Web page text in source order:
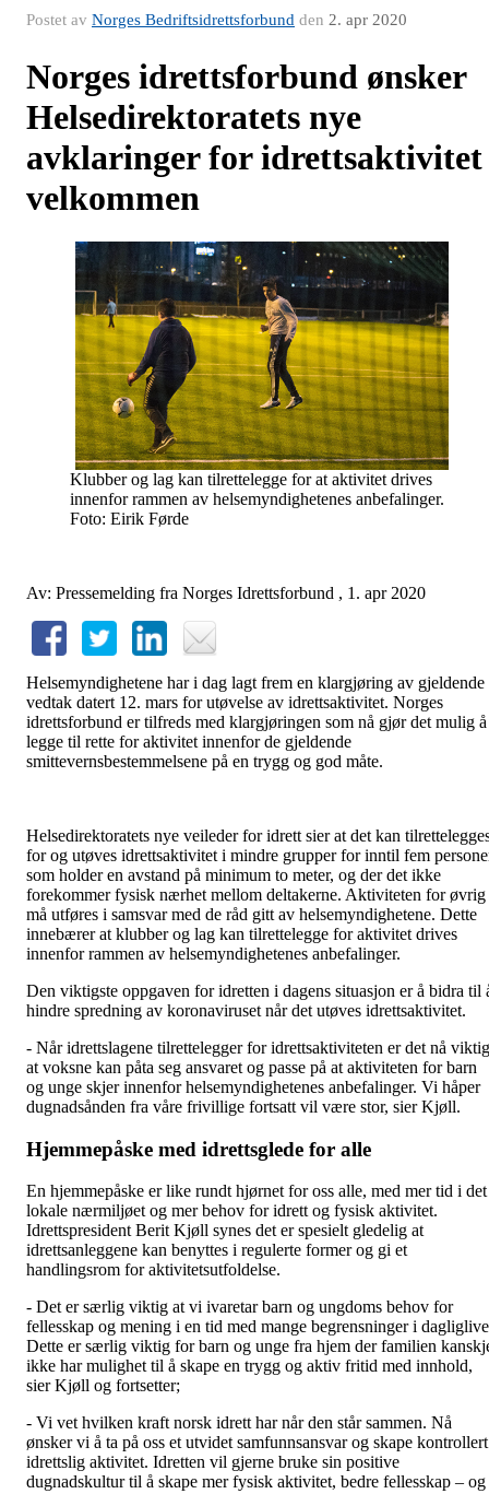
Postet av Norges Bedriftsidrettsforbund den 2. apr 2020
Norges idrettsforbund ønsker
Helsedirektoratets nye
avklaringer for idrettsaktivitet
velkommen
Klubber og lag kan tilrettelegge for at aktivitet drives
innenfor rammen av helsemyndighetenes anbefalinger.
Foto: Eirik Førde
Av: Pressemelding fra Norges Idrettsforbund , 1. apr 2020
Helsemyndighetene har i dag lagt frem en klargjøring av gjeldende
vedtak datert 12. mars for utøvelse av idrettsaktivitet. Norges
idrettsforbund er tilfreds med klargjøringen som nå gjør det mulig å
legge til rette for aktivitet innenfor de gjeldende
smittevernsbestemmelsene på en trygg og god måte.
Helsedirektoratets nye veileder for idrett sier at det kan
for og utøves idrettsaktivitet i mindre grupper for inntil fem
som holder en avstand på minimum to meter, og der det ikke
forekommer fysisk nærhet mellom deltakerne. Aktiviteten for øvrig
må utføres i samsvar med de råd gitt av helsemyndighetene. Dette
innebærer at klubber og lag kan tilrettelegge for aktivitet drives
innenfor rammen av helsemyndighetenes anbefalinger.
Den viktigste oppgaven for idretten i dagens situasjon er å bidra til
hindre spredning av koronaviruset når det utøves idrettsaktivitet.
- Når idrettslagene tilrettelegger for idrettsaktiviteten er det nå viktig
at voksne kan påta seg ansvaret og passe på at aktiviteten for barn
og unge skjer innenfor helsemyndighetenes anbefalinger. Vi håper
dugnadsånden fra våre frivillige fortsatt vil være stor, sier Kjøll.
Hjemmepåske med idrettsglede for alle
En hjemmepåske er like rundt hjørnet for oss alle, med mer tid i det
lokale nærmiljøet og mer behov for idrett og fysisk aktivitet.
Idrettspresident Berit Kjøll synes det er spesielt gledelig at
idrettsanleggene kan benyttes i regulerte former og gi et
handlingsrom for aktivitetsutfoldelse.
- Det er særlig viktig at vi ivaretar barn og ungdoms behov for
fellesskap og mening i en tid med mange begrensninger i
Dette er særlig viktig for barn og unge fra hjem der familien
ikke har mulighet til å skape en trygg og aktiv fritid med innhold,
sier Kjøll og fortsetter;
- Vi vet hvilken kraft norsk idrett har når den står sammen. Nå
ønsker vi å ta på oss et utvidet samfunnsansvar og skape kontrollert
idrettslig aktivitet. Idretten vil gjerne bruke sin positive
dugnadskultur til å skape mer fysisk aktivitet, bedre fellesskap – og